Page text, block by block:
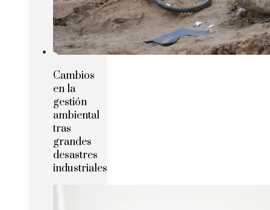
Cambios
en la
gestión
ambiental
tras
grandes
desastres
industriales